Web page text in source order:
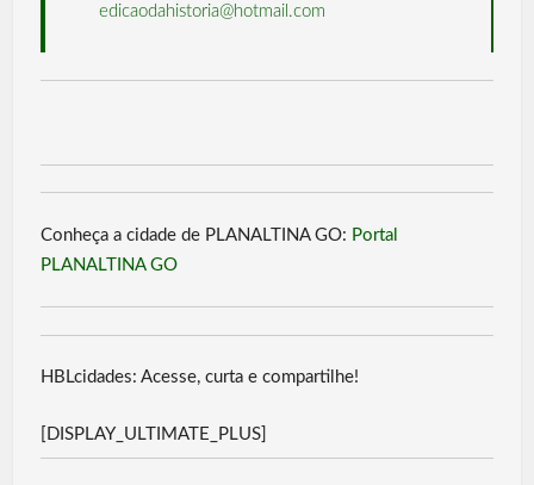
edicaodahistoria@hotmail.com
Conheça a cidade de PLANALTINA GO: Portal
PLANALTINA GO
HBLcidades: Acesse, curta e compartilhe!
[DISPLAY_ULTIMATE_PLUS]